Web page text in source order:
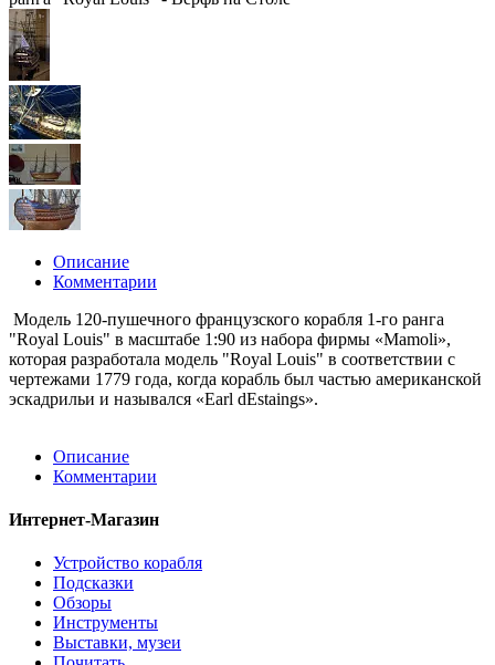
Описание
Комментарии
Модель 120-пушечного французского корабля 1-го ранга
"Royal Louis" в масштабе 1:90 из набора фирмы «Mamoli»,
которая разработала модель "Royal Louis" в соответствии с
чертежами 1779 года, когда корабль был частью американской
эскадрильи и назывался «Earl dEstaings».
Описание
Комментарии
Интернет-Магазин
Устройство корабля
Подсказки
Обзоры
Инструменты
Выставки, музеи